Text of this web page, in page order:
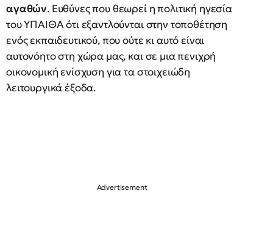
αγαθών. Ευθύνες που θεωρεί η πολιτική ηγεσία
του ΥΠΑΙΘΑ ότι εξαντλούνται στην τοποθέτηση
ενός εκπαιδευτικού, που ούτε κι αυτό είναι
αυτονόητο στη χώρα μας, και σε μια πενιχρή
οικονομική ενίσχυση για τα στοιχειώδη
λειτουργικά έξοδα.